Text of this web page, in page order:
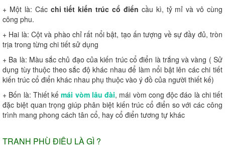
+ Một là: Các chi tiết kiến trúc cổ điển cầu kì, tỷ mỉ và vô cùng
công phu.
+ Hai là: Cột và phào chỉ rất nổi bật, tạo ấn tượng về sự đầy đủ, tròn
trịa trong từng chi tiết sử dụng
+ Ba là: Màu sắc chủ đạo của kiến trúc cổ điển là trắng và vàng ( Sử
dụng tùy thuộc theo sắc độ khác nhau để làm nổi bật lên các chi tiết
kiến trúc cổ điển khác nhau phụ thuộc vào ý đồ của người thiết kế)
+ Bốn là: Thiết kếmái vòm lâu đài, mái vòm cong độc đáo là chi tiết
đặc biệt quan trọng giúp phân biệt kiến trúc cổ điển so với các công
trình mang phong cách tân cổ, hay cổ điển tương tự khác
TRANH PHÙ ĐIÊU LÀ GÌ ?